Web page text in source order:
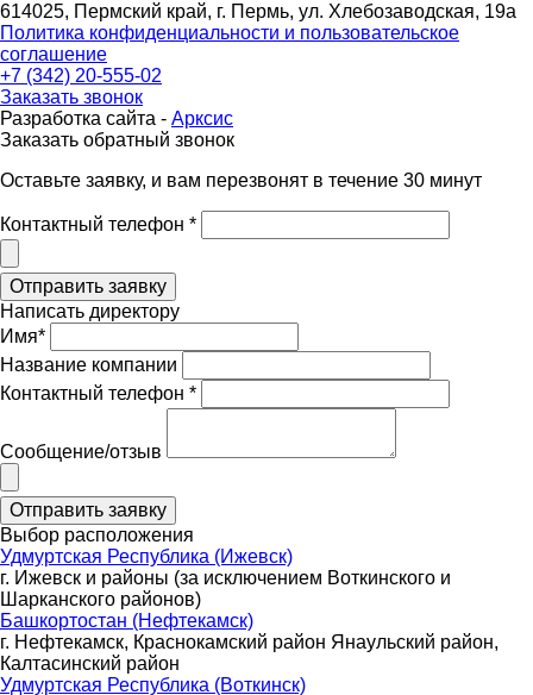
614025, Пермский край, г. Пермь, ул. Хлебозаводская, 19а
Политика конфиденциальности и пользовательское
соглашение
+7 (342) 20-555-02
Заказать звонок
Разработка сайта - Арксис
Заказать обратный звонок
Оставьте заявку, и вам перезвонят в течение 30 минут
Контактный телефон *
Написать директору
Имя*
Название компании
Контактный телефон *
Сообщение/отзыв
Выбор расположения
Удмуртская Республика (Ижевск)
г. Ижевск и районы (за исключением Воткинского и
Шарканского районов)
Башкортостан (Нефтекамск)
г. Нефтекамск, Краснокамский район Янаульский район,
Калтасинский район
Удмуртская Республика (Воткинск)